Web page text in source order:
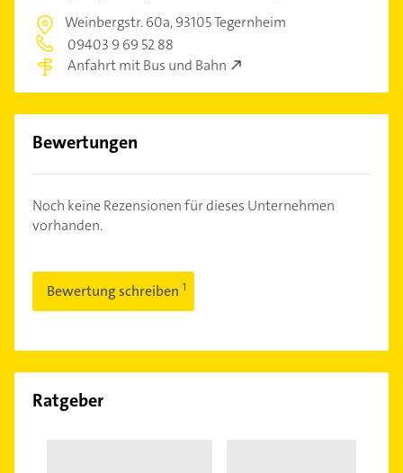
Weinbergstr. 60a,93105 Tegernheim
09403 9 69 52 88
Anfahrt mit Bus und Bahn
Bewertungen
Noch keine Rezensionen für dieses Unternehmen
vorhanden.
Bewertung schreiben
Ratgeber